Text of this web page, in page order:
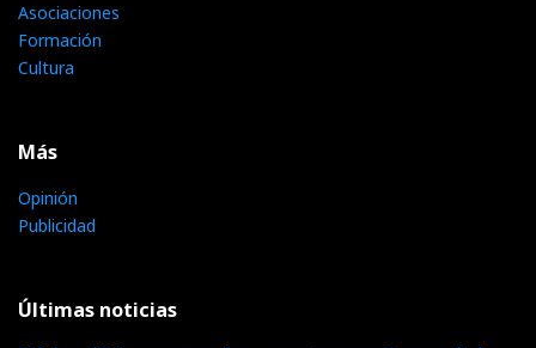
Asociaciones
Formación
Cultura
Más
Opinión
Publicidad
Últimas noticias